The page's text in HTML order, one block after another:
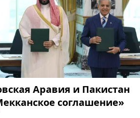
Аравия и Пакистан
соглашение»